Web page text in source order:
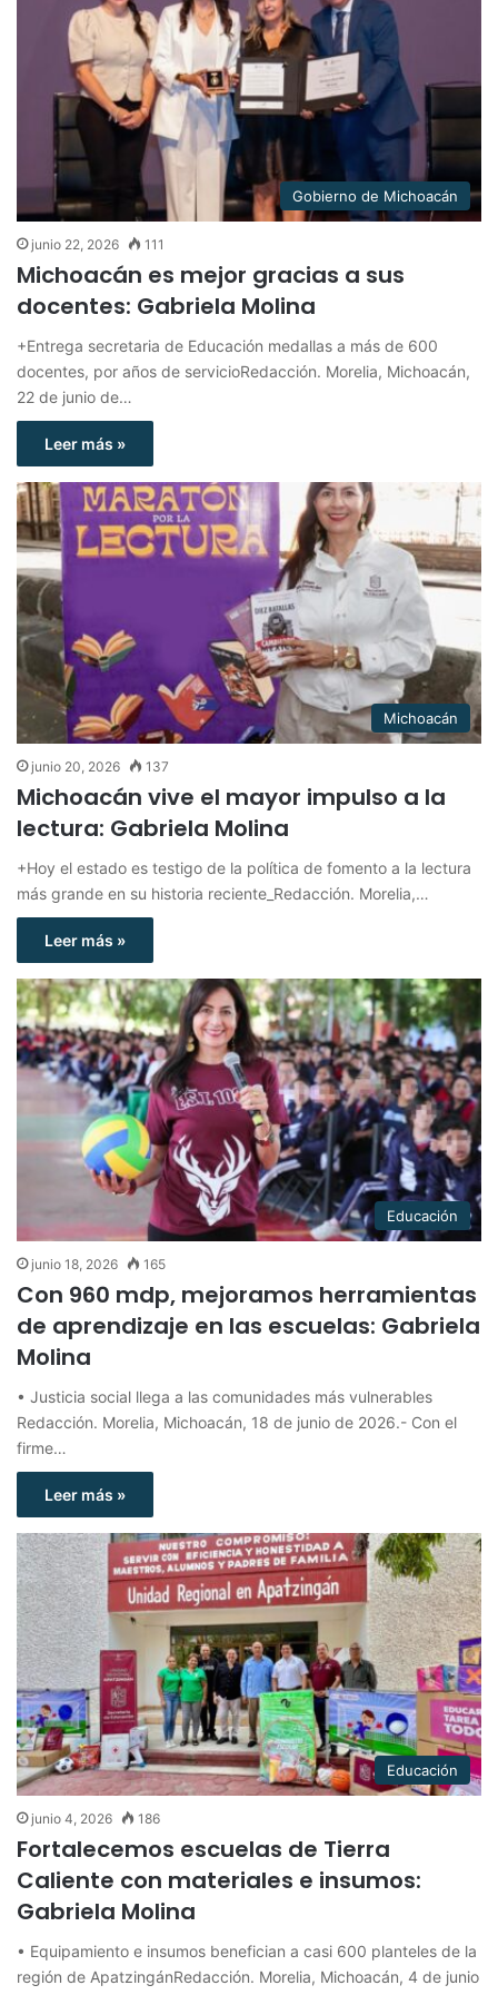
Gobierno de Michoacán
junio 22, 2026 111
Michoacán es mejor gracias a sus
docentes: Gabriela Molina
+Entrega secretaria de Educación medallas a más de 600
docentes, por años de servicioRedacción. Morelia, Michoacán,
22 de junio de…
Leer más »
Michoacán
junio 20, 2026 137
Michoacán vive el mayor impulso a la
lectura: Gabriela Molina
+Hoy el estado es testigo de la política de fomento a la lectura
más grande en su historia reciente_Redacción. Morelia,…
Leer más »
Educación
junio 18, 2026 165
Con 960 mdp, mejoramos herramientas
de aprendizaje en las escuelas: Gabriela
Molina
• Justicia social llega a las comunidades más vulnerables
Redacción. Morelia, Michoacán, 18 de junio de 2026.- Con el
firme…
Leer más »
Educación
junio 4, 2026 186
Fortalecemos escuelas de Tierra
Caliente con materiales e insumos:
Gabriela Molina
• Equipamiento e insumos benefician a casi 600 planteles de la
región de ApatzingánRedacción. Morelia, Michoacán, 4 de junio